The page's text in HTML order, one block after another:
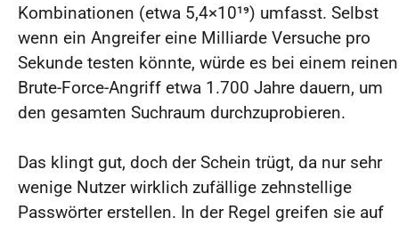
Kombinationen (etwa 5,4×10¹⁹) umfasst. Selbst
wenn ein Angreifer eine Milliarde Versuche pro
Sekunde testen könnte, würde es bei einem reinen
Brute-Force-Angriff etwa 1.700 Jahre dauern, um
den gesamten Suchraum durchzuprobieren.
Das klingt gut, doch der Schein trügt, da nur sehr
wenige Nutzer wirklich zufällige zehnstellige
Passwörter erstellen. In der Regel greifen sie auf